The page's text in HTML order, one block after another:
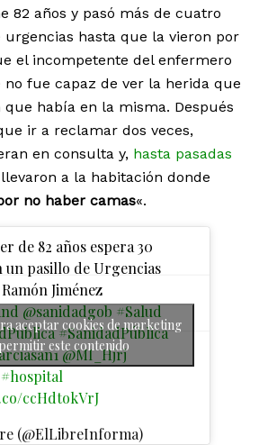
82 años y pasó más de cuatro
urgencias hasta que la vieron por
el incompetente del enfermero
fue capaz de ver la herida que
había en la misma. Después
ir a reclamar dos veces,
en consulta y, hasta pasadas
a la habitación donde
no haber camas«.
de 82 años espera 30
un pasillo de Urgencias
Jiménez
@sanidadgob #Salud
#SanidadPública
@MI_Hjrj
#hospital
ccHdtokVrJ
(@ElLibreInforma)
aceptar cookies de marketing
este contenido